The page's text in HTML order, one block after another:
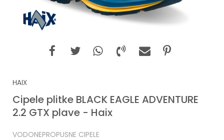
HAIX
Cipele plitke BLACK EAGLE ADVENTURE
2.2 GTX plave - Haix
VODONEPROPUSNE CIPELE